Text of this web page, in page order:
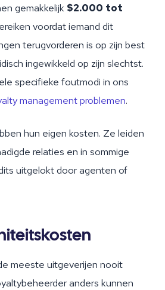
gemakkelijk $2.000 tot
voordat iemand dit
terugvorderen is op zijn best
ingewikkeld op zijn slechtst.
specifieke foutmodi in ons
management problemen.
hun eigen kosten. Ze leiden
relaties en in sommige
uitgelokt door agenten of
meeste uitgeverijen nooit
anders kunnen